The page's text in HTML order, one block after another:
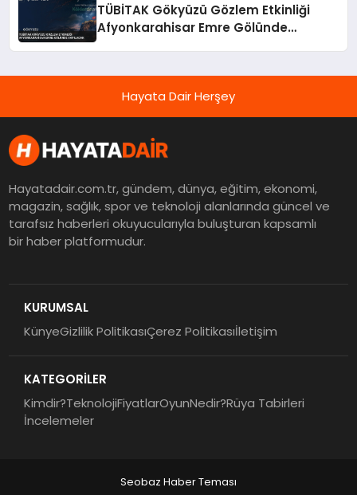
TÜBİTAK Gökyüzü Gözlem Etkinliği
Afyonkarahisar Emre Gölünde
Hayata Dair Herşey
Hayatadair.com.tr, gündem, dünya, eğitim, ekonomi,
magazin, sağlık, spor ve teknoloji alanlarında güncel ve
tarafsız haberleri okuyucularıyla buluşturan kapsamlı
bir haber platformudur.
KURUMSAL
KünyeGizlilik PolitikasıÇerez Politikasıİletişim
KATEGORİLER
Kimdir?TeknolojiFiyatlarOyunNedir?Rüya Tabirleri
İncelemeler
Seobaz Haber Teması